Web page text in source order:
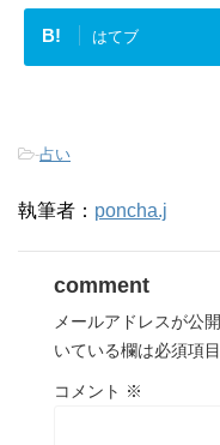
B! はてブ
-占い
執筆者： poncha.j
comment
メールアドレスが公
いている欄は必須項
コメント ※